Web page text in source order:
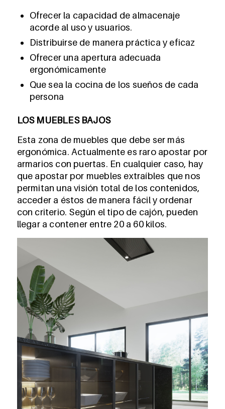
Ofrecer la capacidad de almacenaje
acorde al uso y usuarios.
Distribuirse de manera práctica y eficaz
Ofrecer una apertura adecuada
ergonómicamente
Que sea la cocina de los sueños de cada
persona
LOS MUEBLES BAJOS
Esta zona de muebles que debe ser más
ergonómica. Actualmente es raro apostar por
armarios con puertas. En cualquier caso, hay
que apostar por muebles extraíbles que nos
permitan una visión total de los contenidos,
acceder a éstos de manera fácil y ordenar
con criterio. Según el tipo de cajón, pueden
llegar a contener entre 20 a 60 kilos.